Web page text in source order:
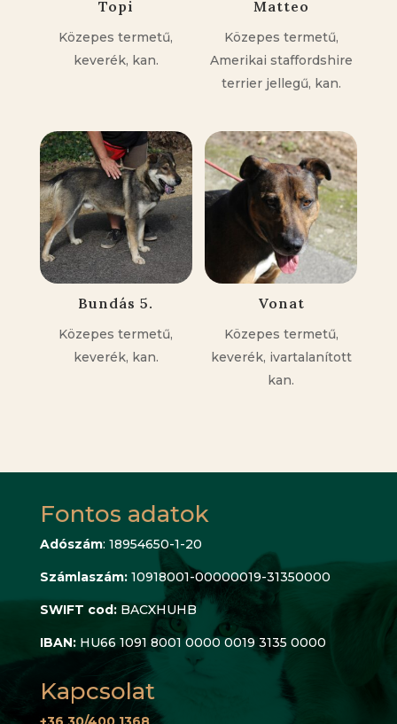
Topi
Közepes termetű,
keverék, kan.
Matteo
Közepes termetű,
Amerikai staffordshire
terrier jellegű, kan.
Bundás 5.
Közepes termetű,
keverék, kan.
Vonat
Közepes termetű,
keverék, ivartalanított
kan.
Fontos adatok
Adószám: 18954650-1-20
Számlaszám: 10918001-00000019-31350000
SWIFT cod: BACXHUHB
IBAN: HU66 1091 8001 0000 0019 3135 0000
Kapcsolat